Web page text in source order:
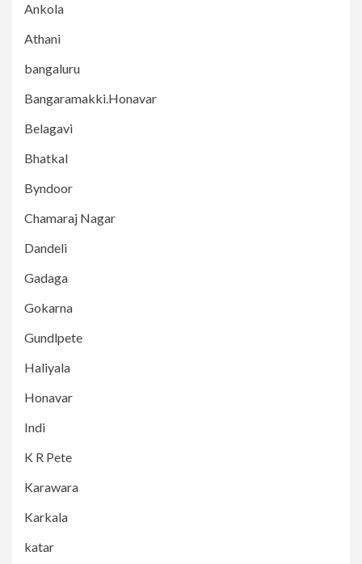
Ankola
Athani
bangaluru
Bangaramakki.Honavar
Belagavi
Bhatkal
Byndoor
Chamaraj Nagar
Dandeli
Gadaga
Gokarna
Gundlpete
Haliyala
Honavar
Indi
K R Pete
Karawara
Karkala
katar